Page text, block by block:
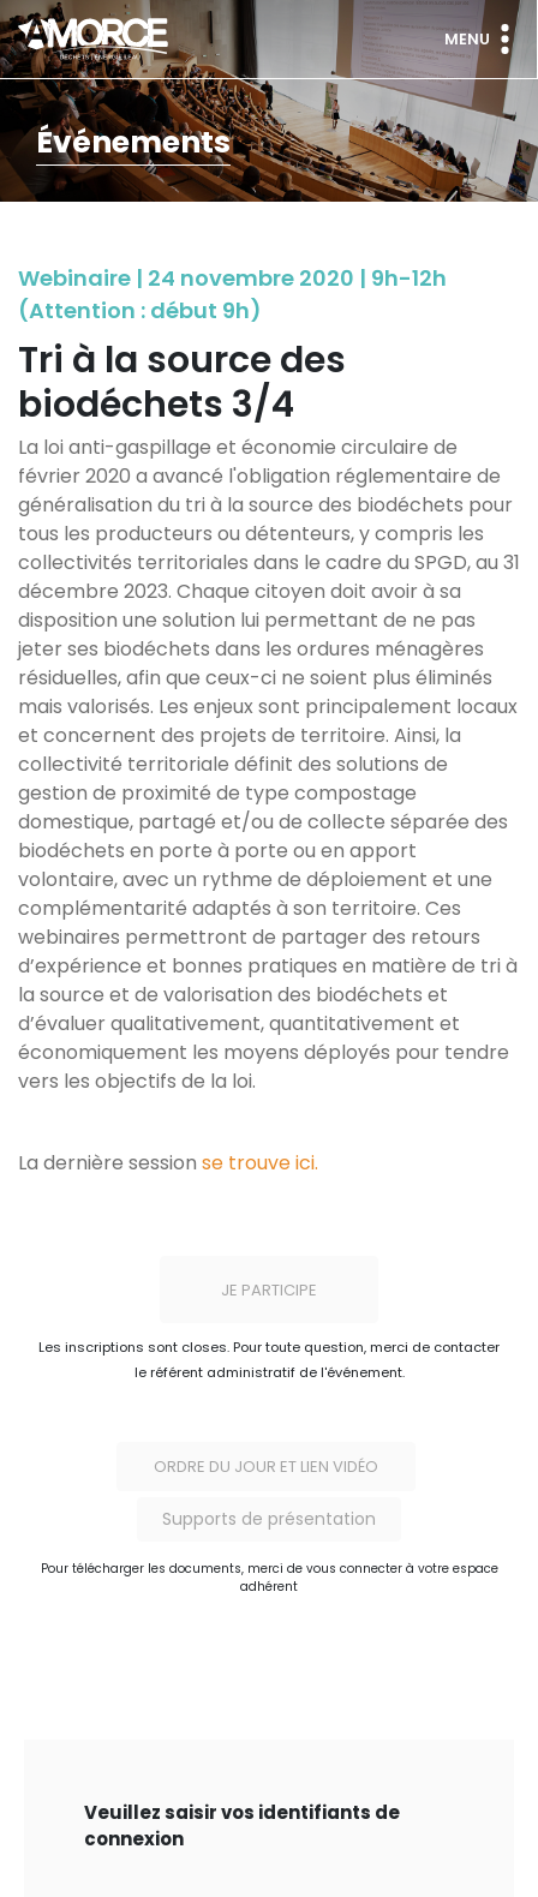
MENU
Événements
Webinaire | 24 novembre 2020 | 9h-12h
(Attention : début 9h)
Tri à la source des
biodéchets 3/4
La loi anti-gaspillage et économie circulaire de
février 2020 a avancé l'obligation réglementaire de
généralisation du tri à la source des biodéchets pour
tous les producteurs ou détenteurs, y compris les
collectivités territoriales dans le cadre du SPGD, au 31
décembre 2023. Chaque citoyen doit avoir à sa
disposition une solution lui permettant de ne pas
jeter ses biodéchets dans les ordures ménagères
résiduelles, afin que ceux-ci ne soient plus éliminés
mais valorisés. Les enjeux sont principalement locaux
et concernent des projets de territoire. Ainsi, la
collectivité territoriale définit des solutions de
gestion de proximité de type compostage
domestique, partagé et/ou de collecte séparée des
biodéchets en porte à porte ou en apport
volontaire, avec un rythme de déploiement et une
complémentarité adaptés à son territoire. Ces
webinaires permettront de partager des retours
d’expérience et bonnes pratiques en matière de tri à
la source et de valorisation des biodéchets et
d’évaluer qualitativement, quantitativement et
économiquement les moyens déployés pour tendre
vers les objectifs de la loi.
La dernière session se trouve ici.
JE PARTICIPE
Les inscriptions sont closes. Pour toute question, merci de contacter
le référent administratif de l'événement.
ORDRE DU JOUR ET LIEN VIDÉO
Supports de présentation
Pour télécharger les documents, merci de vous connecter à votre espace
adhérent
Veuillez saisir vos identifiants de
connexion